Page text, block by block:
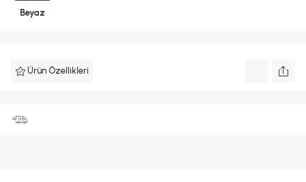
Beyaz
Ürün Özellikleri